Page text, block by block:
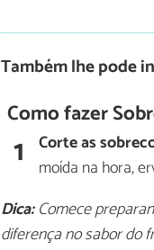
Também lhe pode
Como fazer
1 Corte as
moída na hora,
Dica:Comece
diferença no sabor do